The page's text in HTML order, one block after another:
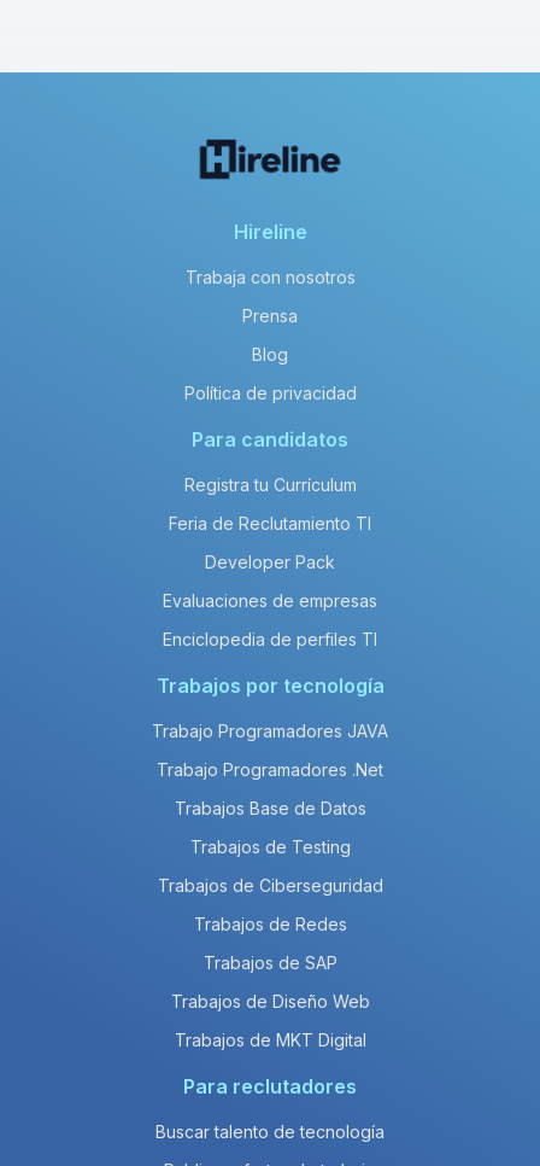
Hireline
Trabaja con nosotros
Prensa
Blog
Política de privacidad
Para candidatos
Registra tu Currículum
Feria de Reclutamiento TI
Developer Pack
Evaluaciones de empresas
Enciclopedia de perfiles TI
Trabajos por tecnología
Trabajo Programadores JAVA
Trabajo Programadores .Net
Trabajos Base de Datos
Trabajos de Testing
Trabajos de Ciberseguridad
Trabajos de Redes
Trabajos de SAP
Trabajos de Diseño Web
Trabajos de MKT Digital
Para reclutadores
Buscar talento de tecnología